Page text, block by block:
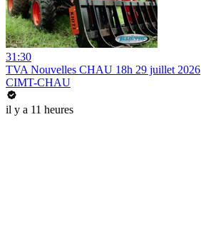
31:30
TVA Nouvelles CHAU 18h 29 juillet 2026
CIMT-CHAU
il y a 11 heures